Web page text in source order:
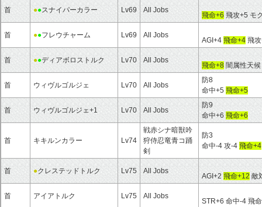
首 ●●スナイパーカラー Lv69 All Jobs
飛命+6 飛攻+5 モ
首 ●●フレウチャーム Lv69 All Jobs
AGI+4 飛命+4 飛
首 ●●ディアボロストルク Lv70 All Jobs
飛命+8 闇属性天
首 ウィヴルゴルジェ Lv70 All Jobs
防8
命中+5 飛命+5
首 ウィヴルゴルジェ+1 Lv70 All Jobs
防9
命中+6 飛命+6
首 キキルンカラー Lv74
戦赤シナ暗獣吟
狩侍忍竜青コ踊
剣
防3
命中-4 攻-4 飛命+4
首 ●クレステッドトルク Lv75 All Jobs
AGI+2 飛命+12 敵
首 アイアトルク Lv75 All Jobs
STR+6 命中-4 飛